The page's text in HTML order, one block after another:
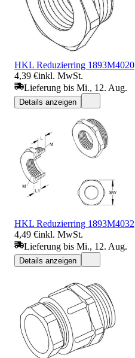
HKL Reduzierring 1893M4020
4,39 €inkl. MwSt.
Lieferung bis Mi., 12. Aug.
Details anzeigen
HKL Reduzierring 1893M4032
4,49 €inkl. MwSt.
Lieferung bis Mi., 12. Aug.
Details anzeigen